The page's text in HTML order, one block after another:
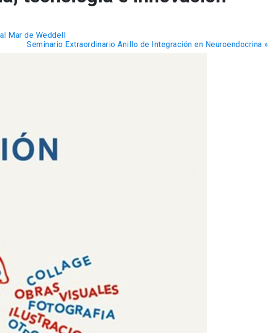
Mar de Weddell
Seminario Extraordinario Anillo de Integración en Neuroendocrina »